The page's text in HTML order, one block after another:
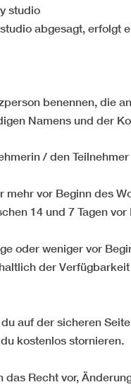
studio
abgesagt, erfolgt
benennen, die
Namens und der
/ den Teilnehmer
mehr vor Beginn des
14 und 7 Tagen
oder weniger vor
der
auf der sicheren
kostenlos stornieren.
Recht vor,